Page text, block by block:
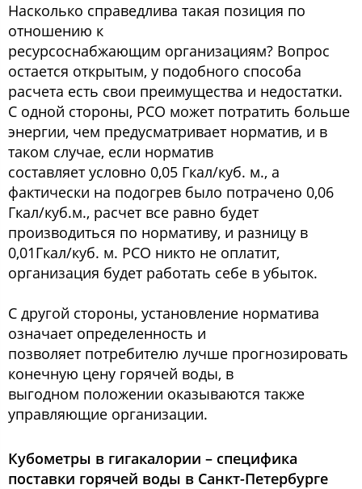
Насколько справедлива такая позиция по
отношению к
ресурсоснабжающим организациям? Вопрос
остается открытым, у подобного способа
расчета есть свои преимущества и недостатки.
С одной стороны, РСО может потратить больше
энергии, чем предусматривает норматив, и в
таком случае, если норматив
составляет условно 0,05 Гкал/куб. м., а
фактически на подогрев было потрачено 0,06
Гкал/куб.м., расчет все равно будет
производиться по нормативу, и разницу в
0,01Гкал/куб. м. РСО никто не оплатит,
организация будет работать себе в убыток.
С другой стороны, установление норматива
означает определенность и
позволяет потребителю лучше прогнозировать
конечную цену горячей воды, в
выгодном положении оказываются также
управляющие организации.
Кубометры в гигакалории – специфика
поставки горячей воды в Санкт-Петербурге